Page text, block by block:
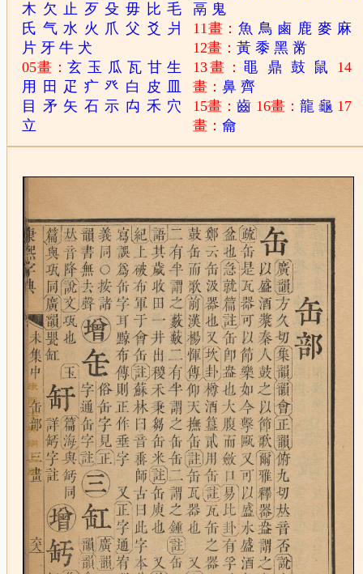
木 欠 止 歹 殳 毋 比 毛
氏 气 水 火 爪 父 爻 爿
片 牙 牛 犬
05畫：玄 玉 瓜 瓦 甘 生
用
田 疋 疒 癶 白 皮
目
矛 矢 石 示 禸 禾 穴
立
鬲 鬼
11畫：魚 鳥 鹵 鹿 麥 麻
12畫：黃 黍 黑 黹
13畫： 黽 鼎 鼓 鼠
14
畫：鼻 齊
15畫：齒 16畫： 龍 龜 17
畫：龠